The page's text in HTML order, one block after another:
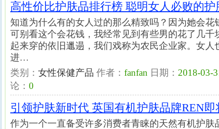
高性价比护肤品排行榜 聪明女人必败的护
知道为什么有的女人过的那么精致吗？因为她会花
可别看这个会花钱，我经常见到有些男的花了几千
起来穿的依旧邋遢，我们戏称为农民企业家。女人
进…
类别： 女性保健产品 作者： fanfan 日期： 2018-03-
论： 0
引领护肤新时代 英国有机护肤品牌REN
作为一个一直备受许多消费者青睐的天然有机护肤